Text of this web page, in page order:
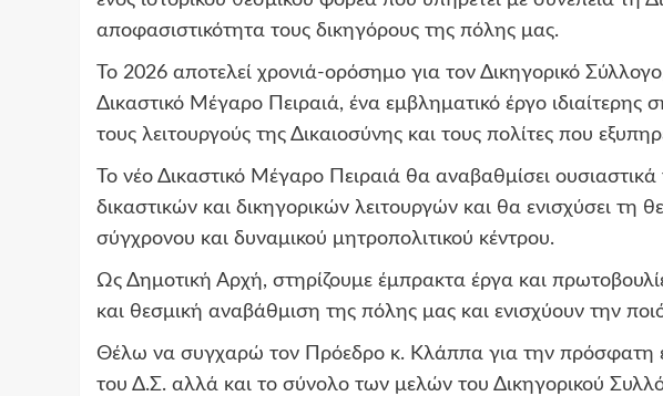
αποφασιστικότητα τους δικηγόρους της πόλης μας.
Το 2026 αποτελεί χρονιά-ορόσημο για τον Δικηγορικό
Δικαστικό Μέγαρο Πειραιά, ένα εμβληματικό έργο ιδιαίτερης
τους λειτουργούς της Δικαιοσύνης και τους πολίτες που
Το νέο Δικαστικό Μέγαρο Πειραιά θα αναβαθμίσει ουσιαστικά
δικαστικών και δικηγορικών λειτουργών και θα ενισχύσει τη
σύγχρονου και δυναμικού μητροπολιτικού κέντρου.
Ως Δημοτική Αρχή, στηρίζουμε έμπρακτα έργα και
και θεσμική αναβάθμιση της πόλης μας και ενισχύουν την
Θέλω να συγχαρώ τον Πρόεδρο κ. Κλάππα για την πρόσφατη
του Δ.Σ. αλλά και το σύνολο των μελών του Δικηγορικού